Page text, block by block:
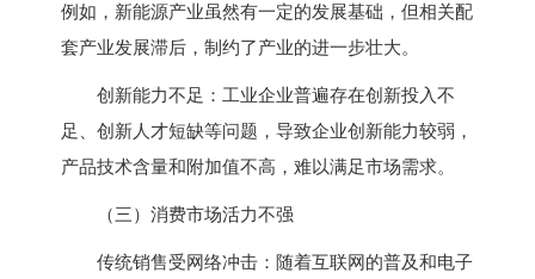
例如，新能源产业虽然有一定的发展基础，但相关配
套产业发展滞后，制约了产业的进一步壮大。
创新能力不足：工业企业普遍存在创新投入不
足、创新人才短缺等问题，导致企业创新能力较弱，
产品技术含量和附加值不高，难以满足市场需求。
（三）消费市场活力不强
传统销售受网络冲击：随着互联网的普及和电子